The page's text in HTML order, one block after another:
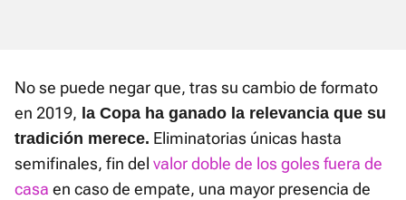
No se puede negar que, tras su cambio de formato
en 2019, la Copa ha ganado la relevancia que su
tradición merece. Eliminatorias únicas hasta
semifinales, fin del valor doble de los goles fuera de
casa en caso de empate, una mayor presencia de